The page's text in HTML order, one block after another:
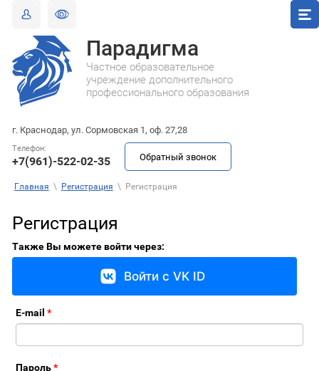
Парадигма
Частное образовательное
учреждение дополнительного
профессионального образования
г. Краснодар, ул. Сормовская 1, оф. 27,28
Телефон:
+7(961)-522-02-35 Обратный звонок
Главная \ Регистрация \ Регистрация
Регистрация
E-mail*
Пароль*
Также Вы можете войти через:
Войти с VK ID